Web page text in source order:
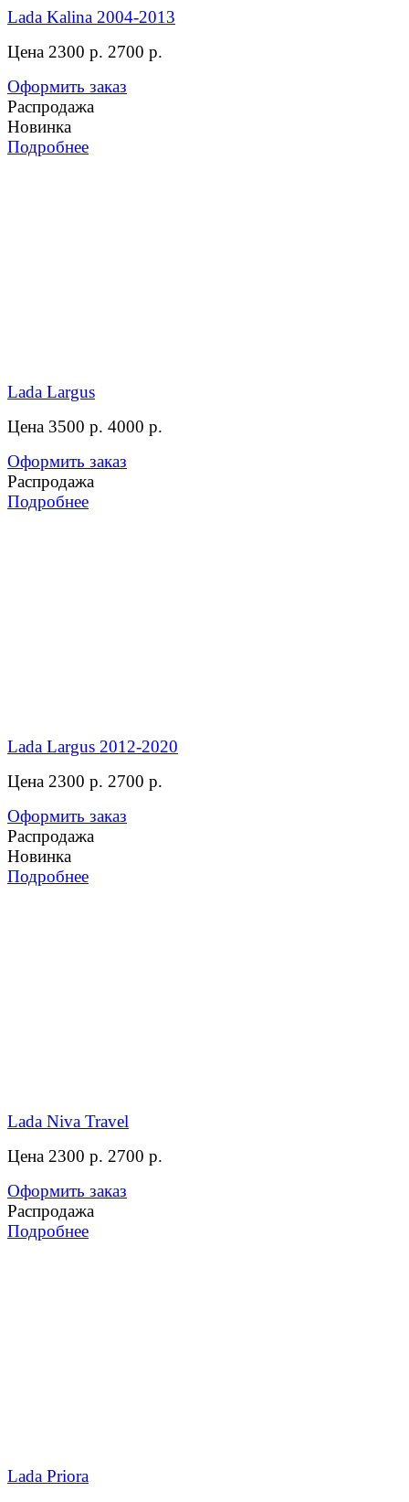
Lada Kalina 2004-2013
Цена 2300 р. 2700 р.
Оформить заказ
Распродажа
Новинка
Подробнее
Lada Largus
Цена 3500 р. 4000 р.
Оформить заказ
Распродажа
Подробнее
Lada Largus 2012-2020
Цена 2300 р. 2700 р.
Оформить заказ
Распродажа
Новинка
Подробнее
Lada Niva Travel
Цена 2300 р. 2700 р.
Оформить заказ
Распродажа
Подробнее
Lada Priora